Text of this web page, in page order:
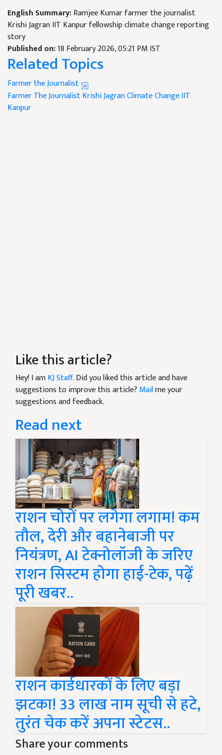
English Summary:Ramjee Kumar farmer the journalist
Krishi Jagran IIT Kanpur fellowship climate change reporting
story
Published on:18 February 2026, 05:21 PM IST
Related Topics
Farmer the Journalist
Farmer The JournalistKrishi JagranClimate ChangeIIT
Kanpur
Like this article?
Hey! I amKJ Staff. Did you liked this article and have
suggestions to improve this article? Mailme your
suggestions and feedback.
Read next
राशन चोरों पर लगेगा लगाम! कम
तौल, देरी और बहानेबाजी पर
नियंत्रण, AI टेक्नोलॉजी के जरिए
राशन सिस्टम होगा हाई-टेक, पढ़ें
पूरी खबर..
राशन कार्डधारकों के लिए बड़ा
झटका! 33 लाख नाम सूची से हटे,
तुरंत चेक करें अपना स्टेटस..
Share your comments